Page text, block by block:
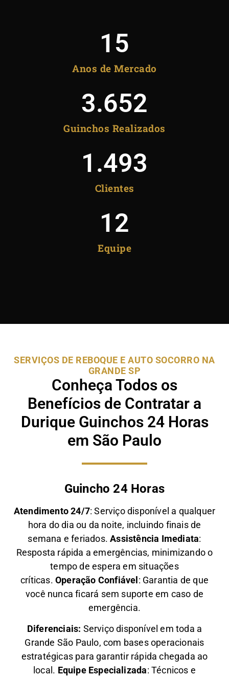
Anos de Mercado
15
Guinchos Realizados
3.652
Clientes
1.493
Equipe
12
SERVIÇOS DE REBOQUE E AUTO SOCORRO NA
GRANDE SP
Conheça Todos os
Benefícios de Contratar a
Durique Guinchos 24 Horas
em São Paulo
Guincho 24 Horas
Atendimento 24/7: Serviço disponível a qualquer
hora do dia ou da noite, incluindo finais de
semana e feriados.Assistência Imediata:
Resposta rápida a emergências, minimizando o
tempo de espera em situações
críticas. Operação Confiável: Garantia de que
você nunca ficará sem suporte em caso de
emergência.
Diferenciais: Serviço disponível em toda a
Grande São Paulo, com bases operacionais
estratégicas para garantir rápida chegada ao
local. Equipe Especializada: Técnicos e